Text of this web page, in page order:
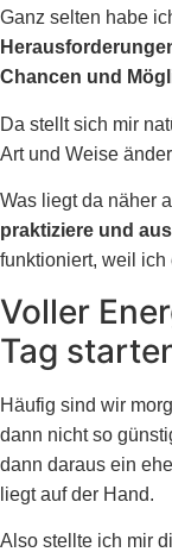
Ganz selten habe
Chancen und
Da stellt sich mir
Art und Weise
Was liegt da näher
praktiziere und
funktioniert, weil ich
Voller
Tag
Häufig sind wir
dann nicht so
dann daraus ein
liegt auf der Hand.
Also stellte ich mir